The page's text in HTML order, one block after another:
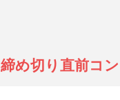
締め切り直前コ